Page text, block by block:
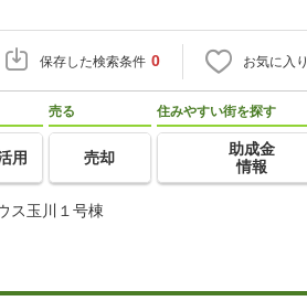
保存した検索条件 0 お気に入り
用
売る
売却
住みやすい街を探す
助成金
情報
ス玉川１号棟